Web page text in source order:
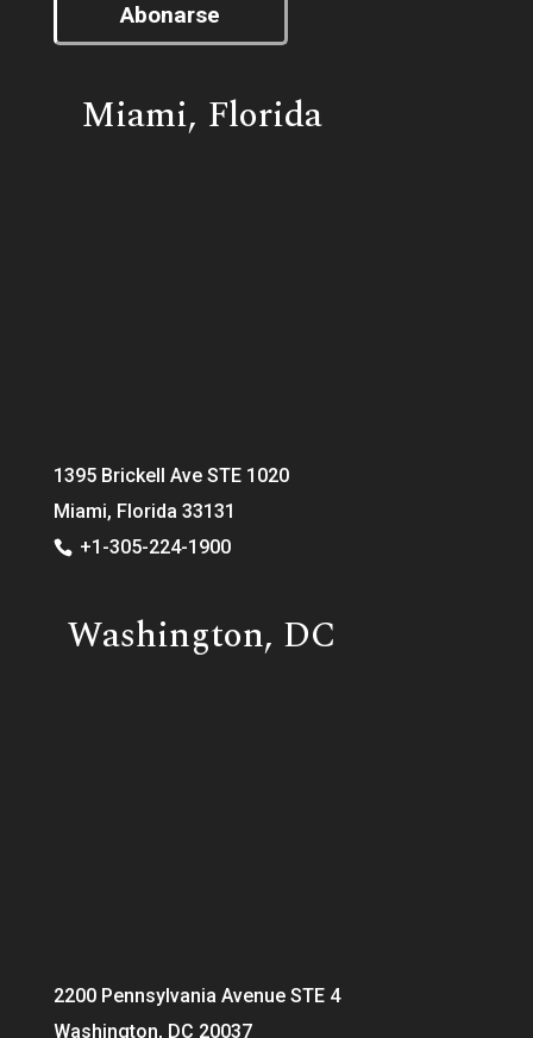
Abonarse
Miami, Florida
1395 Brickell Ave STE 1020
Miami, Florida 33131
+1-305-224-1900
Washington, DC
2200 Pennsylvania Avenue STE 4
Washington, DC 20037